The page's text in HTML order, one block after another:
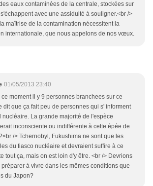
eaux contaminées de la centrale, stockées sur
s'échappent avec une assiduité à souligner.<br />
maîtrise de la contamination nécessitent la
internationale, que nous appelons de nos vœux.
01/05/2013 23:40
moment il y 9 personnes branchees sur ce
dit que ça fait peu de personnes qui s' informent
nucléaire. La grande majorité de l'espèce
inconsciente ou indifférente à cette épée de
/> Tchernobyl, Fukushima ne sont que les
du fiasco nucléaire et devraient suffire à ce
tout ça, mais on est loin d'y être. <br /> Devrions
à vivre dans les mêmes conditions que
du Japon?